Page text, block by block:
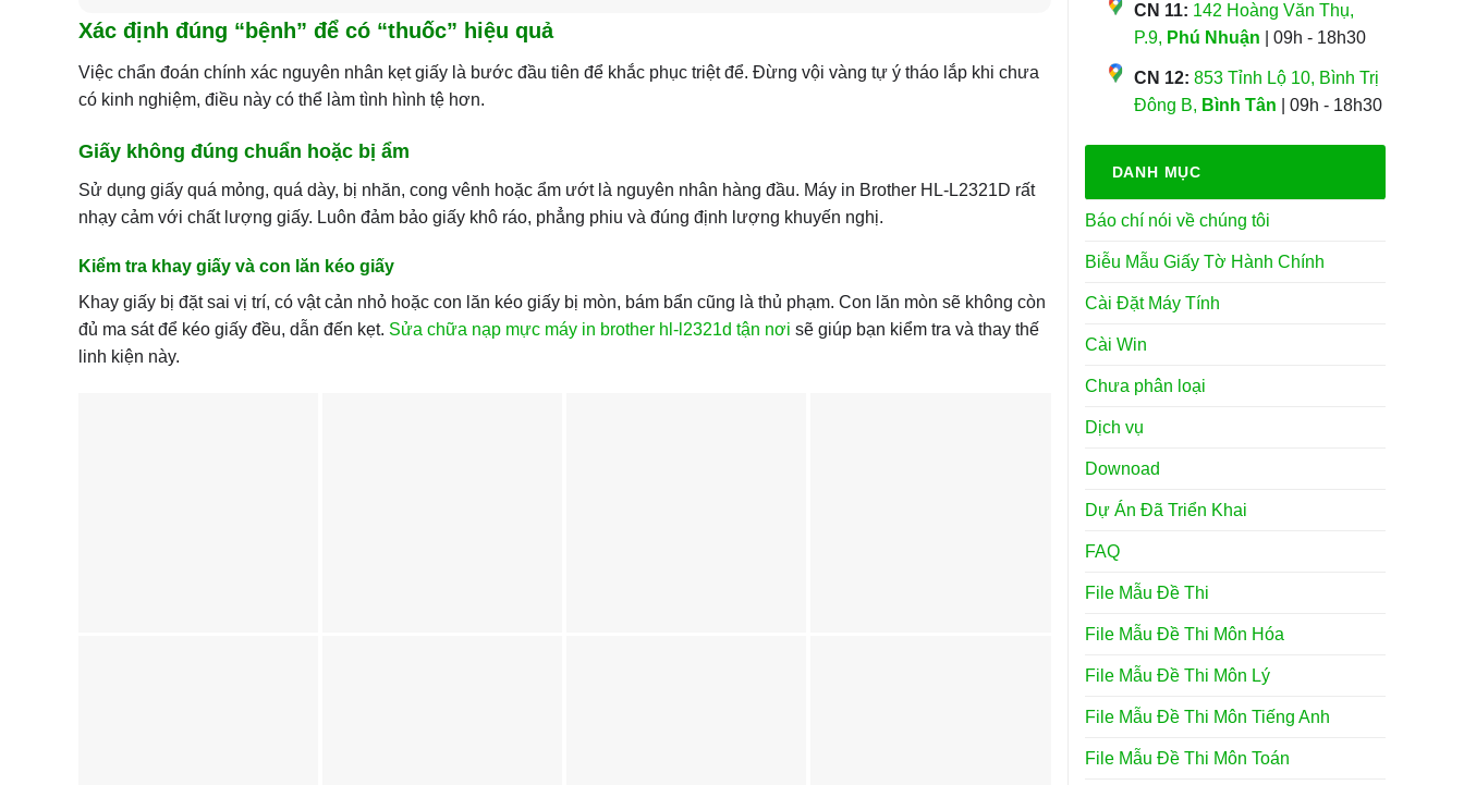
Xác định đúng “bệnh” để có “thuốc” hiệu quả
Việc chẩn đoán chính xác nguyên nhân kẹt giấy là bước đầu tiên để khắc phục triệt để. Đừng vội vàng tự ý tháo lắp khi chưa
có kinh nghiệm, điều này có thể làm tình hình tệ hơn.
Giấy không đúng chuẩn hoặc bị ẩm
Sử dụng giấy quá mỏng, quá dày, bị nhăn, cong vênh hoặc ẩm ướt là nguyên nhân hàng đầu. Máy in Brother HL-L2321D rất
nhạy cảm với chất lượng giấy. Luôn đảm bảo giấy khô ráo, phẳng phiu và đúng định lượng khuyến nghị.
Kiểm tra khay giấy và con lăn kéo giấy
Khay giấy bị đặt sai vị trí, có vật cản nhỏ hoặc con lăn kéo giấy bị mòn, bám bẩn cũng là thủ phạm. Con lăn mòn sẽ không còn
đủ ma sát để kéo giấy đều, dẫn đến kẹt. Sửa chữa nạp mực máy in brother hl-l2321d tận nơi sẽ giúp bạn kiểm tra và thay thế
linh kiện này.
CN 11: 142 Hoàng Văn Thụ,
P.9, Phú Nhuận | 09h - 18h30
CN 12: 853 Tỉnh Lộ 10, Bình Trị
Đông B, Bình Tân | 09h - 18h30
DANH MỤC
Báo chí nói về chúng tôi
Biễu Mẫu Giấy Tờ Hành Chính
Cài Đặt Máy Tính
Cài Win
Chưa phân loại
Dịch vụ
Downoad
Dự Án Đã Triển Khai
FAQ
File Mẫu Đề Thi
File Mẫu Đề Thi Môn Hóa
File Mẫu Đề Thi Môn Lý
File Mẫu Đề Thi Môn Tiếng Anh
File Mẫu Đề Thi Môn Toán